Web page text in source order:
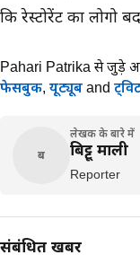
कि रेस्टोरेंट का लोगो
Pahari Patrika से जुड़े
फेसबुक, यूट्यूब and
ब
लेखक के बारे में
बिट्टू माली
Reporter
संबंधित खबरें